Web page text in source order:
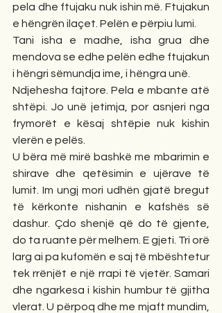
pela dhe ftujaku nuk ishin më. Ftujakun
e hëngrën ilaçet. Pelën e përpiu lumi.
Tani isha e madhe, isha grua dhe
mendova se edhe pelën edhe ftujakun
i hëngri sëmundja ime, i hëngra unë.
Ndjehesha fajtore. Pela e mbante atë
shtëpi. Jo unë jetimja, por asnjeri nga
frymorët e kësaj shtëpie nuk kishin
vlerën e pelës.
U bëra më mirë bashkë me mbarimin e
shirave dhe qetësimin e ujërave të
lumit. Im ungj mori udhën gjatë bregut
të kërkonte nishanin e kafshës së
dashur. Çdo shenjë që do të gjente,
do ta ruante për melhem. E gjeti. Tri orë
larg ai pa kufomën e saj të mbështetur
tek rrënjët e një rrapi të vjetër. Samari
dhe ngarkesa i kishin humbur të gjitha
vlerat. U përpoq dhe me mjaft mundim,